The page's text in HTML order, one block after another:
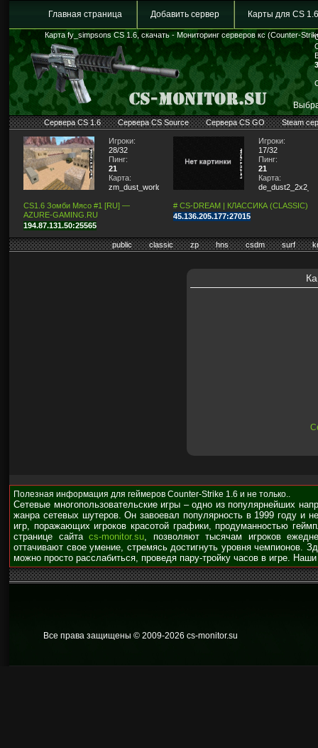
Главная страница Добавить сервер Карты для CS 1.6
Карта fy_simpsons CS 1.6, скачать - Мониторинг серверов кс (Counter-
Сервера CS 1.6 Сервера CS Source Сервера CS GO Steam
Игроки:
28/32
Пинг:
21
Карта:
zm_dust_world
CS1.6 Зомби Мясо #1 [RU] —
AZURE-GAMING.RU
194.87.131.50:25565
Игроки:
17/32
Пинг:
21
Карта:
# CS-DREAM | КЛАССИКА (CLASSIC)
45.136.205.177:27015
public classic zp hns csdm surf
Полезная информация для геймеров Counter-Strike 1.6 и не только..
Сетевые многопользовательские игры – одно из популярнейших
жанра сетевых шутеров. Он завоевал популярность в 1999 году и
игр, поражающих игроков красотой графики, продуманностью
странице сайта cs-monitor.su, позволяют тысячам игроков
оттачивают свое умение, стремясь достигнуть уровня чемпионов.
можно просто расслабиться, проведя пару-тройку часов в игре.
Все права защищены © 2009-2026 cs-monitor.su